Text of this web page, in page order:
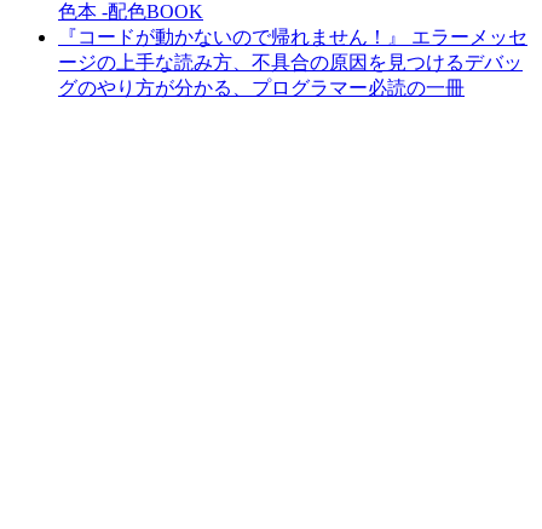
色本 -配色BOOK
『コードが動かないので帰れません！』 エラーメッセ
ージの上手な読み方、不具合の原因を見つけるデバッ
グのやり方が分かる、プログラマー必読の一冊